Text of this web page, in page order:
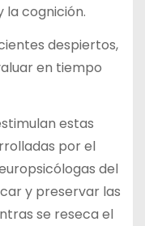
la cognición.
despiertos,
en tiempo
estas
por el
del
y preservar las
se reseca el